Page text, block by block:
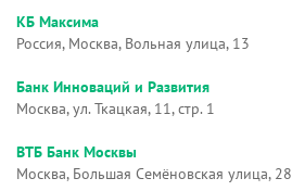
КБ Максима
Россия, Москва, Вольная улица, 13
Банк Инноваций и Развития
Москва, ул. Ткацкая, 11, стр. 1
ВТБ Банк Москвы
Москва, Большая Семёновская улица, 28